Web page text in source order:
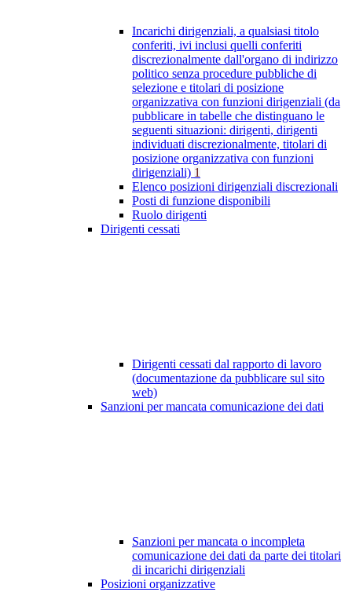
Incarichi dirigenziali, a qualsiasi titolo
conferiti, ivi inclusi quelli conferiti
discrezionalmente dall'organo di indirizzo
politico senza procedure pubbliche di
selezione e titolari di posizione
organizzativa con funzioni dirigenziali (da
pubblicare in tabelle che distinguano le
seguenti situazioni: dirigenti, dirigenti
individuati discrezionalmente, titolari di
posizione organizzativa con funzioni
dirigenziali) 1
Elenco posizioni dirigenziali discrezionali
Posti di funzione disponibili
Ruolo dirigenti
Dirigenti cessati
Dirigenti cessati dal rapporto di lavoro
(documentazione da pubblicare sul sito
web)
Sanzioni per mancata comunicazione dei dati
Sanzioni per mancata o incompleta
comunicazione dei dati da parte dei titolari
di incarichi dirigenziali
Posizioni organizzative